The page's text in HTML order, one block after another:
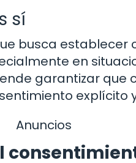
sí
busca
en
garantizar que
explícito
Anuncios